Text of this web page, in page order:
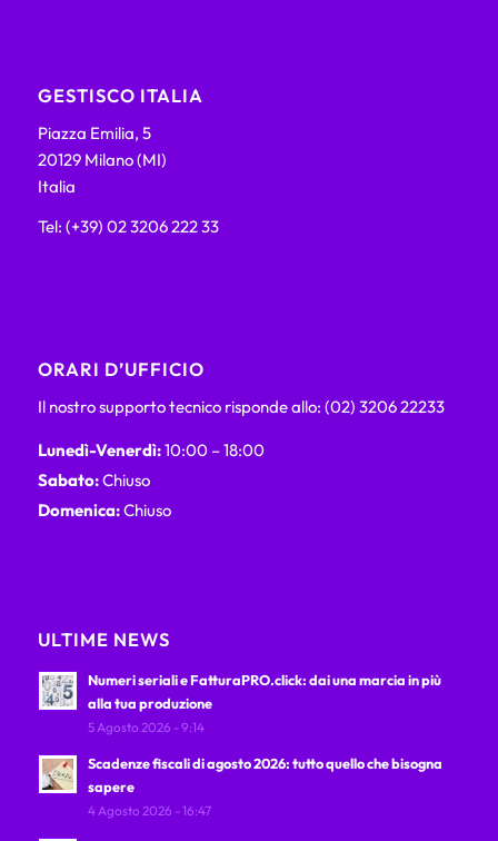
GESTISCO ITALIA
Piazza Emilia, 5
20129 Milano (MI)
Italia
Tel: (+39) 02 3206 222 33
ORARI D’UFFICIO
Il nostro supporto tecnico risponde allo: (02) 3206 22233
Lunedì-Venerdì:10:00 – 18:00
Sabato:Chiuso
Domenica:Chiuso
ULTIME NEWS
Numeri seriali e FatturaPRO.click: dai una marcia in più
alla tua produzione
5 Agosto 2026 - 9:14
Scadenze fiscali di agosto 2026: tutto quello che bisogna
sapere
4 Agosto 2026 - 16:47